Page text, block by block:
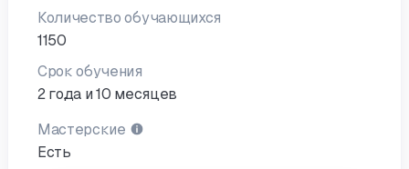
Количество обучающихся
1150
Срок обучения
2 года и 10 месяцев
Мастерские
Есть